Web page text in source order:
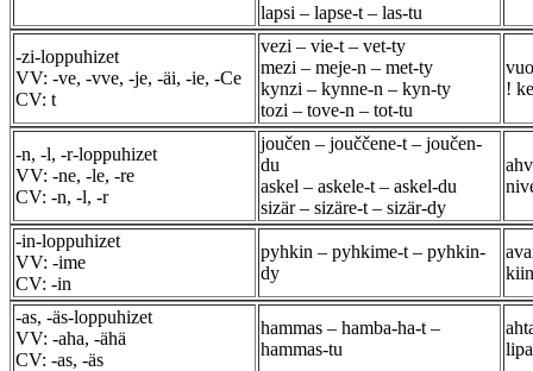
lapsi – lapse-t – las-tu
-zi-loppuhizet
VV: -ve, -vve, -je, -äi, -ie, -Ce
CV: t
vezi – vie-t – vet-ty
mezi – meje-n – met-ty
kynzi – kynne-n – kyn-ty
tozi – tove-n – tot-tu
!
-n, -l, -r-loppuhizet
VV: -ne, -le, -re
CV: -n, -l, -r
joučen – jouččene-t – joučen-
du
askel – askele-t – askel-du
sizär – sizäre-t – sizär-dy
-in-loppuhizet
VV: -ime
CV: -in
pyhkin – pyhkime-t – pyhkin-
dy
-as, -äs-loppuhizet
VV: -aha, -ähä
CV: -as, -äs
hammas – hamba-ha-t –
hammas-tu